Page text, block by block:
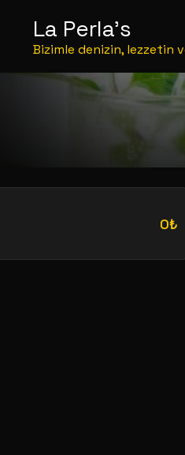
La Perla's
Bizimle denizin, lezzetin
0₺